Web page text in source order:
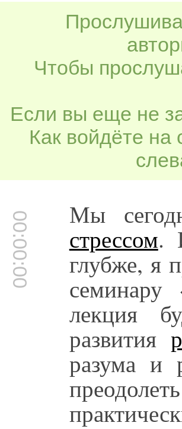
Чтобы
Если вы еще не
Как войдёте на
00:00:00 Мы
стрессом.
глубже, я
семинару
лекция
развития
разума и